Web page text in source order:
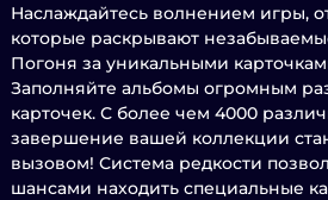
Наслаждайтесь волнением игры,
которые раскрывают
Погоня за уникальными
Заполняйте альбомы огромным
карточек. С более чем 4000
завершение вашей коллекции
вызовом! Система редкости
шансами находить специальные